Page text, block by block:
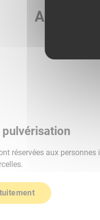
Agri
pulvérisation
réservées aux personnes